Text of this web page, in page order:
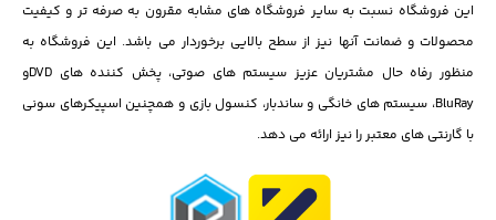
این فروشگاه نسبت به سایر فروشگاه های مشابه مقرون به صرفه تر و کیفیت
محصولات و ضمانت آنها نیز از سطح بالایی برخوردار می باشد. این فروشگاه به
منظور رفاه حال مشتریان عزیز سیستم های صوتی، پخش کننده های DVD‌و
BluRay، سیستم های خانگی و ساندبار، کنسول بازی و همچنین اسپیکرهای سونی
با گارنتی های معتبر را نیز ارائه می دهد.